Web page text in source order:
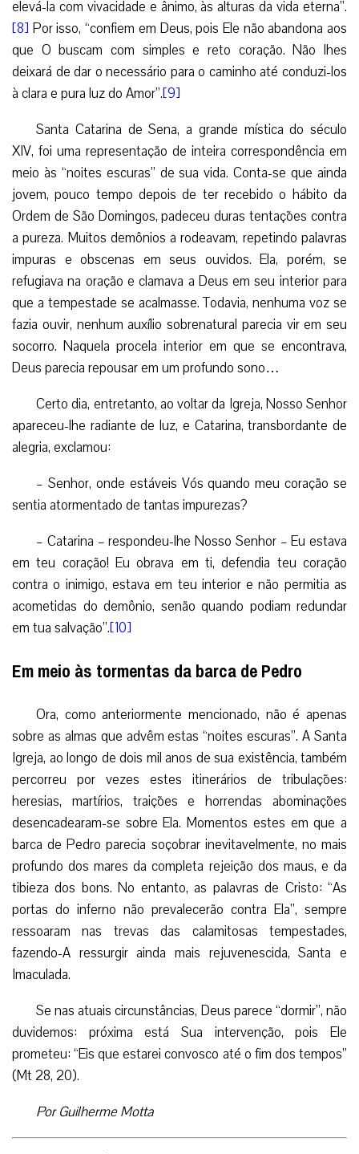
elevá-la com vivacidade e ânimo, às alturas da vida eterna”.
[8] Por isso, “confiem em Deus, pois Ele não abandona aos
que O buscam com simples e reto coração. Não lhes
deixará de dar o necessário para o caminho até conduzi-los
à clara e pura luz do Amor”.[9]
Santa Catarina de Sena, a grande mística do século
XIV, foi uma representação de inteira correspondência em
meio às “noites escuras” de sua vida. Conta-se que ainda
jovem, pouco tempo depois de ter recebido o hábito da
Ordem de São Domingos, padeceu duras tentações contra
a pureza. Muitos demônios a rodeavam, repetindo palavras
impuras e obscenas em seus ouvidos. Ela, porém, se
refugiava na oração e clamava a Deus em seu interior para
que a tempestade se acalmasse. Todavia, nenhuma voz se
fazia ouvir, nenhum auxílio sobrenatural parecia vir em seu
socorro. Naquela procela interior em que se encontrava,
Deus parecia repousar em um profundo sono…
Certo dia, entretanto, ao voltar da Igreja, Nosso Senhor
apareceu-lhe radiante de luz, e Catarina, transbordante de
alegria, exclamou:
– Senhor, onde estáveis Vós quando meu coração se
sentia atormentado de tantas impurezas?
– Catarina – respondeu-lhe Nosso Senhor – Eu estava
em teu coração! Eu obrava em ti, defendia teu coração
contra o inimigo, estava em teu interior e não permitia as
acometidas do demônio, senão quando podiam redundar
em tua salvação”.[10]
Em meio às tormentas da barca de Pedro
Ora, como anteriormente mencionado, não é apenas
sobre as almas que advêm estas “noites escuras”. A Santa
Igreja, ao longo de dois mil anos de sua existência, também
percorreu por vezes estes itinerários de tribulações:
heresias, martírios, traições e horrendas abominações
desencadearam-se sobre Ela. Momentos estes em que a
barca de Pedro parecia soçobrar inevitavelmente, no mais
profundo dos mares da completa rejeição dos maus, e da
tibieza dos bons. No entanto, as palavras de Cristo: “As
portas do inferno não prevalecerão contra Ela”, sempre
ressoaram nas trevas das calamitosas tempestades,
fazendo-A ressurgir ainda mais rejuvenescida, Santa e
Imaculada.
Se nas atuais circunstâncias, Deus parece “dormir”, não
duvidemos: próxima está Sua intervenção, pois Ele
prometeu: “Eis que estarei convosco até o fim dos tempos”
(Mt 28, 20).
Por Guilherme Motta